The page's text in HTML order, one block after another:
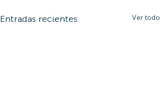
Entradas recientes Ver todo